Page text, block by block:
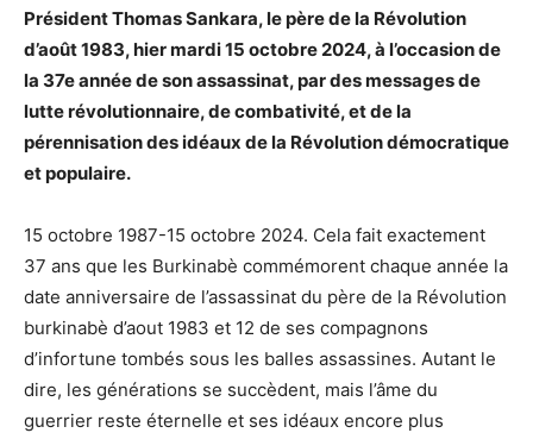
Président Thomas Sankara, le père de la Révolution
d’août 1983, hier mardi 15 octobre 2024, à l’occasion de
la 37e année de son assassinat, par des messages de
lutte révolutionnaire, de combativité, et de la
pérennisation des idéaux de la Révolution démocratique
et populaire.
15 octobre 1987-15 octobre 2024. Cela fait exactement
37 ans que les Burkinabè commémorent chaque année la
date anniversaire de l’assassinat du père de la Révolution
burkinabè d’aout 1983 et 12 de ses compagnons
d’infortune tombés sous les balles assassines. Autant le
dire, les générations se succèdent, mais l’âme du
guerrier reste éternelle et ses idéaux encore plus